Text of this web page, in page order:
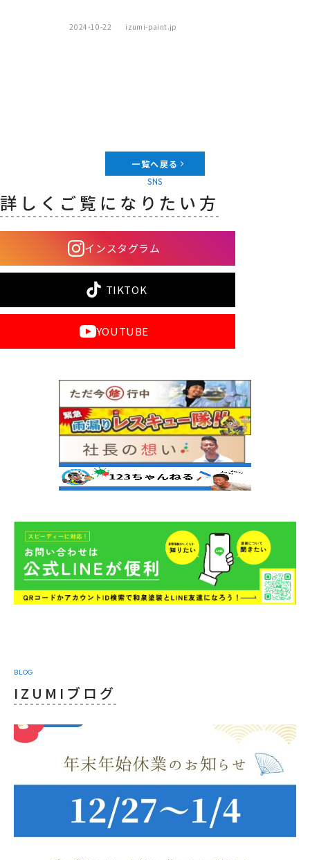
2024-10-22 izumi-paint.jp
一覧へ戻る
SNS
詳しくご覧になりたい方
インスタグラム
TIKTOK
YOUTUBE
BLOG
IZUMIブログ